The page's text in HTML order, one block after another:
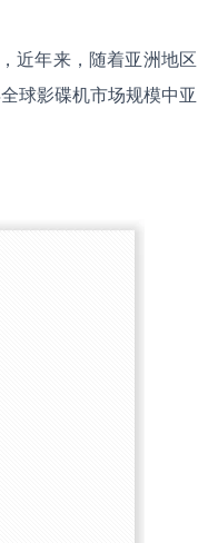
近年来，随着亚洲地区
球影碟机市场规模中亚